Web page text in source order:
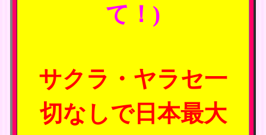
て！)
サクラ・ヤラセ一
切なしで日本最大